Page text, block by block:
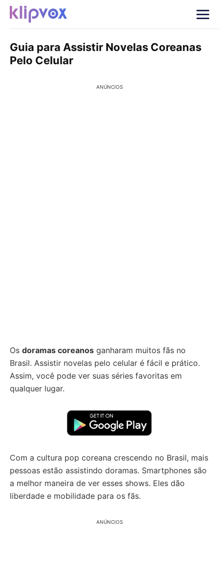
Guia para Assistir Novelas Coreanas
Pelo Celular
ANÚNCIOS
Os doramas coreanos ganharam muitos fãs no
Brasil. Assistir novelas pelo celular é fácil e prático.
Assim, você pode ver suas séries favoritas em
qualquer lugar.
Com a cultura pop coreana crescendo no Brasil, mais
pessoas estão assistindo doramas. Smartphones são
a melhor maneira de ver esses shows. Eles dão
liberdade e mobilidade para os fãs.
ANÚNCIOS